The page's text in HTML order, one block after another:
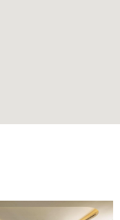
料金：11,860円 ・冷
費：3,600円 ・ヒー
ト株式会社